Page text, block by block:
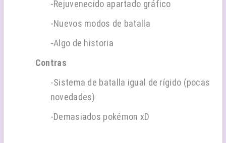
-Rejuvenecido apartado gráfico
-Nuevos modos de batalla
-Algo de historia
Contras
-Sistema de batalla igual de rígido (pocas
novedades)
-Demasiados pokémon xD